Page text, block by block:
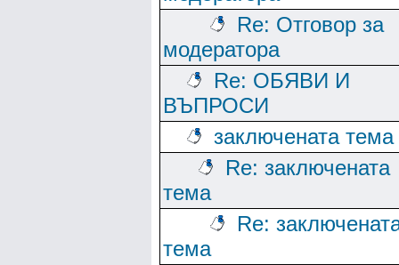
Re: Отговор за
модератора
Re: ОБЯВИ И
ВЪПРОСИ
заключената тема
Re: заключената
тема
Re:
тема